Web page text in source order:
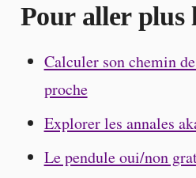
Pour aller plus
Calculer son chemin
proche
Explorer les annales
Le pendule oui/non